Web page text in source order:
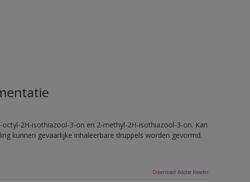
2H-isothiazool-3-on en 2-methyl-2H-isothiazool-3-on. Kan
kunnen gevaarlijke inhaleerbare druppels worden gevormd.
Download Adobe Reader